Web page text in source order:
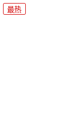
最热